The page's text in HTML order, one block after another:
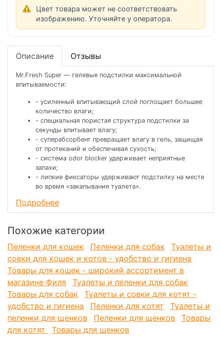
Цвет товара может не соответствовать
изображению. Уточняйте у оператора.
Описание Отзывы
Mr.Fresh Super — гелевые подстилки максимальной
впитываемости:
- усиленный впитывающий слой поглощает большее
количество влаги;
- специальная пористая структура подстилки за
секунды впитывает влагу;
- суперабсорбент превращает влагу в гель, защищая
от протеканий и обеспечивая сухость;
- система odor blocker удерживает неприятные
запахи;
- липкие фиксаторы удерживают подстилку на месте
во время «закапывания туалета».
Подстилки Mr.Fresh Super незаменимы:
• для содержания в чистоте туалета и места
• если в доме несколько животных;
• для комфортной перевозки;
• для ухода за большими,больными,
пожилыми,беременными и кормящими животными;
• при посещении ветеринара.
Подробнее
Похожие категории
Пеленки для кошек Пеленки для собак
Туалеты и
совки для кошек и котов - удобство и гигиена
Товары для кошек - широкий ассортимент в
магазине Филя
Туалеты и пеленки для собак
Товары для собак
Туалеты и совки для котят -
удобство и гигиена
Пеленки для котят
Туалеты и
пеленки для щенков
Пеленки для щенков
Товары
для котят
Товары для щенков